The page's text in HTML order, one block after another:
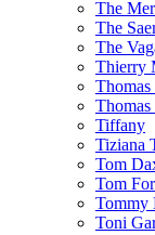
The
The
The
Thierry
Thomas
Thomas
Tiffany
Tiziana
Tom
Tom
Tommy
Toni